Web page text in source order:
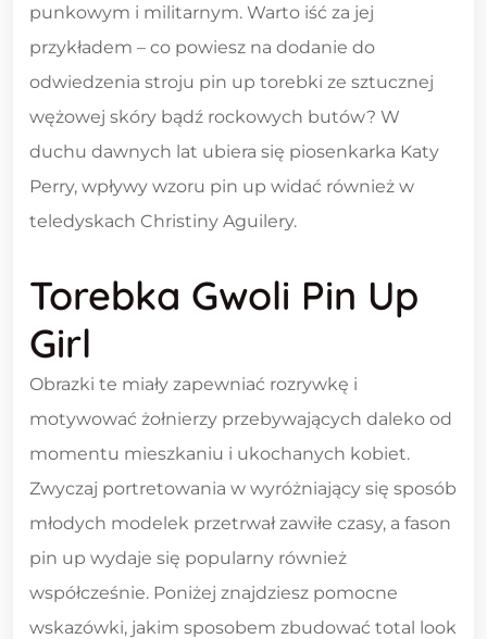
punkowym i militarnym. Warto iść za jej
przykładem – co powiesz na dodanie do
odwiedzenia stroju pin up torebki ze sztucznej
wężowej skóry bądź rockowych butów? W
duchu dawnych lat ubiera się piosenkarka Katy
Perry, wpływy wzoru pin up widać również w
teledyskach Christiny Aguilery.
Torebka Gwoli Pin Up
Girl
Obrazki te miały zapewniać rozrywkę i
motywować żołnierzy przebywających daleko od
momentu mieszkaniu i ukochanych kobiet.
Zwyczaj portretowania w wyróżniający się sposób
młodych modelek przetrwał zawiłe czasy, a fason
pin up wydaje się popularny również
współcześnie. Poniżej znajdziesz pomocne
wskazówki, jakim sposobem zbudować total look